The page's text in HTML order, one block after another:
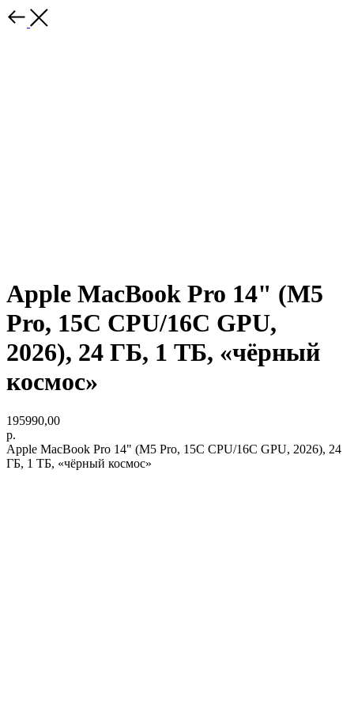
Apple MacBook Pro 14" (M5
Pro, 15C CPU/16C GPU,
2026), 24 ГБ, 1 ТБ, «чёрный
космос»
195990,00
р.
Apple MacBook Pro 14" (M5 Pro, 15C CPU/16C GPU, 2026), 24
ГБ, 1 ТБ, «чёрный космос»